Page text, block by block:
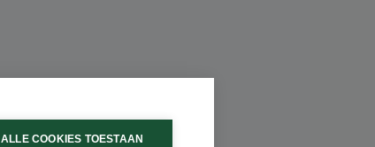
ALLE COOKIES TOESTAAN